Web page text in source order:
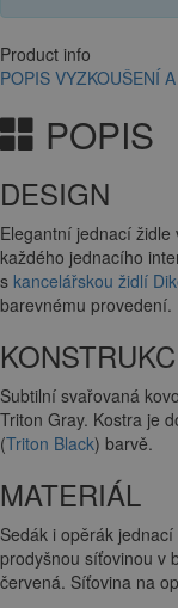
Product info
POPIS VYZKOUŠENÍ
POPIS
DESIGN
Elegantní jednací
každého jednacího
s kancelářskou židlí
barevnému provedení.
Subtilní svařovaná
Triton Gray. Kostra je
(Triton Black) barvě.
MATERIÁL
Sedák i opěrák
prodyšnou síťovinou v
červená. Síťovina na